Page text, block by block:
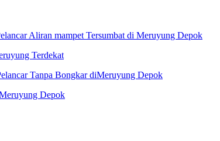
Aliran mampet Tersumbat di Meruyung Depok
Terdekat
Tanpa Bongkar diMeruyung Depok
Depok